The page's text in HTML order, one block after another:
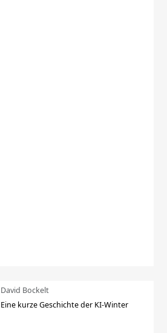
David Bockelt
Eine kurze Geschichte der KI-Winter